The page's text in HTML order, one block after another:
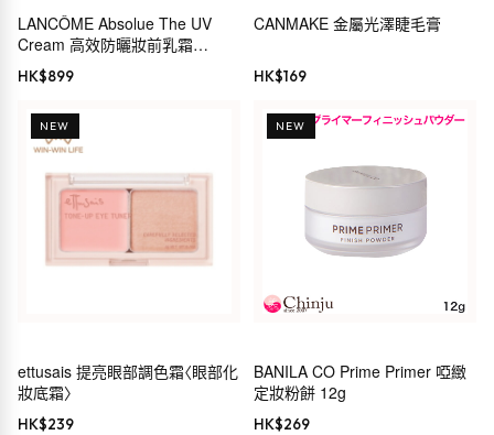
LANCÔME Absolue The UV
Cream 高效防曬妝前乳霜
SPF50+ PA+++
HK$899
CANMAKE 金屬光澤睫毛膏
HK$169
NEW
ettusais 提亮眼部調色霜〈眼部化
妝底霜〉
HK$239
NEW
BANILA CO Prime Primer 啞緻
定妝粉餅 12g
HK$269